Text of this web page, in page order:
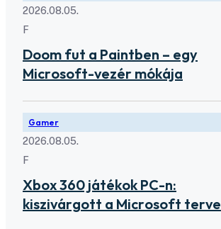
2026.08.05.
F
Doom fut a Paintben – egy
Microsoft-vezér mókája
Gamer
2026.08.05.
F
Xbox 360 játékok PC-n:
kiszivárgott a Microsoft terve